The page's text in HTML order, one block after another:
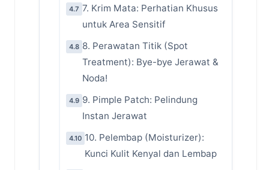
4.7 7. Krim Mata: Perhatian Khusus
untuk Area Sensitif
4.8 8. Perawatan Titik (Spot
Treatment): Bye-bye Jerawat &
Noda!
4.9 9. Pimple Patch: Pelindung
Instan Jerawat
4.10 10. Pelembap (Moisturizer):
Kunci Kulit Kenyal dan Lembap